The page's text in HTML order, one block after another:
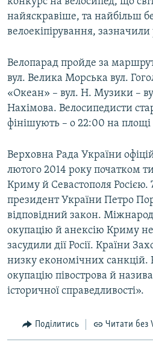
найяскравіше, та найбільш
велоекіпірування, зазначили
Велопарад пройде за
вул. Велика Морська вул.
«Океан» – вул. Н. Музики –
Нахімова. Велосипедисти
фінішують – о 22:00 на
Верховна Рада України
лютого 2014 року початком
Криму й Севастополя Росією.
президент України Петро
відповідний закон.
окупацію й анексію Криму
засудили дії Росії. Країни
низку економічних санкцій.
окупацію півострова й
історичної справедливості».
Поділитись Читати без